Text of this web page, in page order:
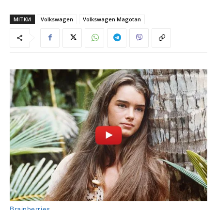
МІТКИ Volkswagen Volkswagen Magotan